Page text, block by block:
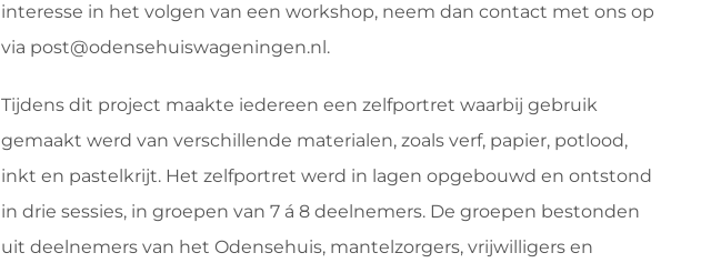
interesse in het volgen van een workshop, neem dan contact met ons op
via post@odensehuiswageningen.nl.
Tijdens dit project maakte iedereen een zelfportret waarbij gebruik
gemaakt werd van verschillende materialen, zoals verf, papier, potlood,
inkt en pastelkrijt. Het zelfportret werd in lagen opgebouwd en ontstond
in drie sessies, in groepen van 7 á 8 deelnemers. De groepen bestonden
uit deelnemers van het Odensehuis, mantelzorgers, vrijwilligers en